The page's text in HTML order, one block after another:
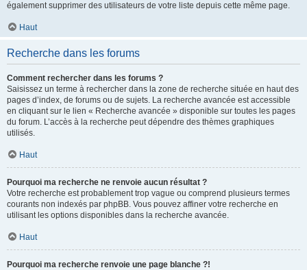
également supprimer des utilisateurs de votre liste depuis cette même page.
Haut
Recherche dans les forums
Comment rechercher dans les forums ?
Saisissez un terme à rechercher dans la zone de recherche située en haut des
pages d’index, de forums ou de sujets. La recherche avancée est accessible
en cliquant sur le lien « Recherche avancée » disponible sur toutes les pages
du forum. L’accès à la recherche peut dépendre des thèmes graphiques
utilisés.
Haut
Pourquoi ma recherche ne renvoie aucun résultat ?
Votre recherche est probablement trop vague ou comprend plusieurs termes
courants non indexés par phpBB. Vous pouvez affiner votre recherche en
utilisant les options disponibles dans la recherche avancée.
Haut
Pourquoi ma recherche renvoie une page blanche ?!